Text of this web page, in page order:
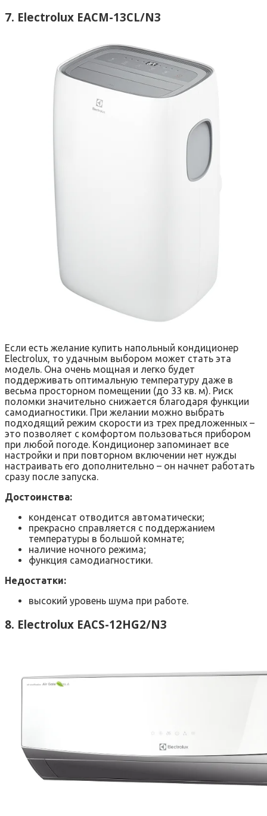
7. Electrolux EACM-13CL/N3
Если есть желание купить напольный кондиционер
Electrolux, то удачным выбором может стать эта
модель. Она очень мощная и легко будет
поддерживать оптимальную температуру даже в
весьма просторном помещении (до 33 кв. м). Риск
поломки значительно снижается благодаря функции
самодиагностики. При желании можно выбрать
подходящий режим скорости из трех предложенных –
это позволяет с комфортом пользоваться прибором
при любой погоде. Кондиционер запоминает все
настройки и при повторном включении нет нужды
настраивать его дополнительно – он начнет работать
сразу после запуска.
Достоинства:
конденсат отводится автоматически;
прекрасно справляется с поддержанием
температуры в большой комнате;
наличие ночного режима;
функция самодиагностики.
Недостатки:
высокий уровень шума при работе.
8. Electrolux EACS-12HG2/N3